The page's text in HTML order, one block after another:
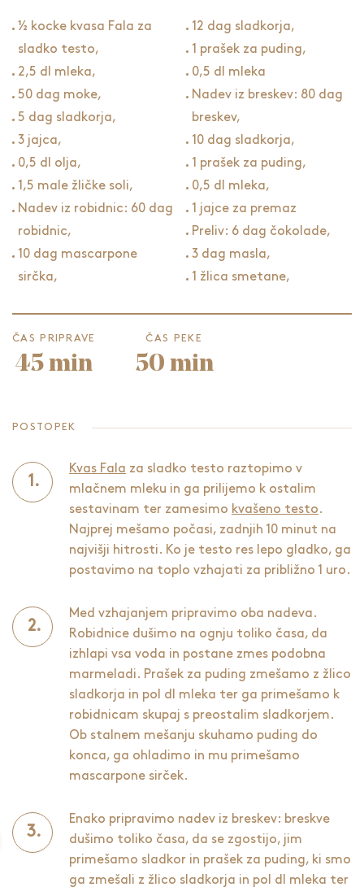
½ kocke kvasa Fala za
sladko testo,
2,5 dl mleka,
50 dag moke,
5 dag sladkorja,
3 jajca,
0,5 dl olja,
1,5 male žličke soli,
Nadev iz robidnic: 60 dag
robidnic,
10 dag mascarpone
sirčka,
12 dag sladkorja,
1 prašek za puding,
0,5 dl mleka
Nadev iz breskev: 80 dag
breskev,
10 dag sladkorja,
1 prašek za puding,
0,5 dl mleka,
1 jajce za premaz
Preliv: 6 dag čokolade,
3 dag masla,
1 žlica smetane,
ČAS PRIPRAVE
45 min
ČAS PEKE
50 min
POSTOPEK
Kvas Fala za sladko testo raztopimo v
mlačnem mleku in ga prilijemo k ostalim
sestavinam ter zamesimo kvašeno testo .
Najprej mešamo počasi, zadnjih 10 minut na
najvišji hitrosti. Ko je testo res lepo gladko, ga
postavimo na toplo vzhajati za približno 1 uro.
Med vzhajanjem pripravimo oba nadeva.
Robidnice dušimo na ognju toliko časa, da
izhlapi vsa voda in postane zmes podobna
marmeladi. Prašek za puding zmešamo z žlico
sladkorja in pol dl mleka ter ga primešamo k
robidnicam skupaj s preostalim sladkorjem.
Ob stalnem mešanju skuhamo puding do
konca, ga ohladimo in mu primešamo
mascarpone sirček.
Enako pripravimo nadev iz breskev: breskve
dušimo toliko časa, da se zgostijo, jim
primešamo sladkor in prašek za puding, ki smo
ga zmešali z žlico sladkorja in pol dl mleka ter